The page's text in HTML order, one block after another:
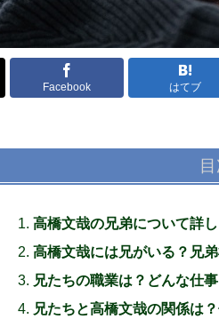
Facebook はてブ
高橋文哉の兄弟について詳
高橋文哉には兄がいる？兄弟
兄たちの職業は？どんな仕
兄たちと高橋文哉の関係は